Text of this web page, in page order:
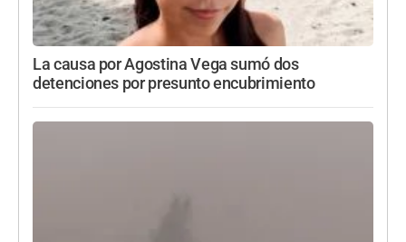
La causa por Agostina Vega sumó dos
detenciones por presunto encubrimiento